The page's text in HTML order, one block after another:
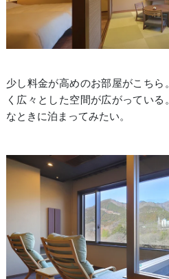
少し料金が高めのお部屋がこちら
く広々とした空間が広がってい
なときに泊まってみたい。